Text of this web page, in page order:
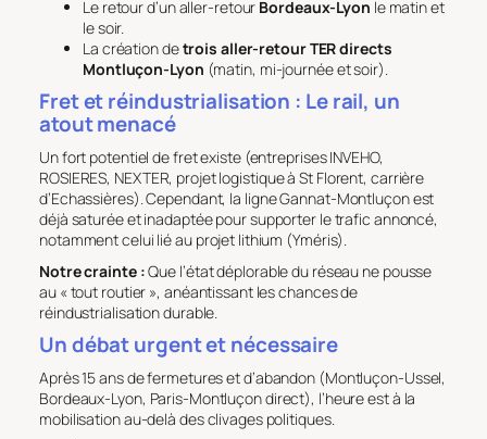
Le retour d’un aller-retour Bordeaux-Lyon le matin et
le soir.
La création detrois aller-retour TER directs
Montluçon-Lyon (matin, mi-journée et soir).
Fret et réindustrialisation : Le rail, un
atout menacé
Un fort potentiel de fret existe (entreprises INVEHO,
ROSIERES, NEXTER, projet logistique à St Florent, carrière
d’Echassières). Cependant, la ligne Gannat-Montluçon est
déjà saturée et inadaptée pour supporter le trafic annoncé,
notamment celui lié au projet lithium (Yméris).
Notre crainte :Que l’état déplorable du réseau ne pousse
au « tout routier », anéantissant les chances de
réindustrialisation durable.
Un débat urgent et nécessaire
Après 15 ans de fermetures et d’abandon (Montluçon-Ussel,
Bordeaux-Lyon, Paris-Montluçon direct), l’heure est à la
mobilisation au-delà des clivages politiques.